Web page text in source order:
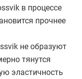
в процессе
прочнее
не образуют
тянутся
эластичность